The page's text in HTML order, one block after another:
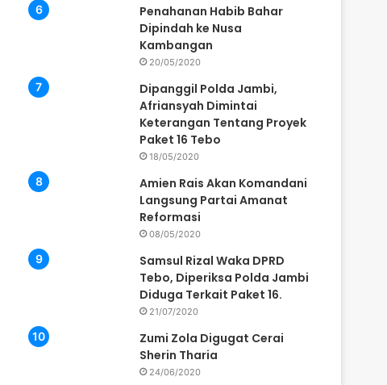
Penahanan Habib Bahar
Dipindah ke Nusa
Kambangan
20/05/2020
Dipanggil Polda Jambi,
Afriansyah Dimintai
Keterangan Tentang Proyek
Paket 16 Tebo
18/05/2020
Amien Rais Akan Komandani
Langsung Partai Amanat
Reformasi
08/05/2020
Samsul Rizal Waka DPRD
Tebo, Diperiksa Polda Jambi
Diduga Terkait Paket 16.
21/07/2020
Zumi Zola Digugat Cerai
Sherin Tharia
24/06/2020